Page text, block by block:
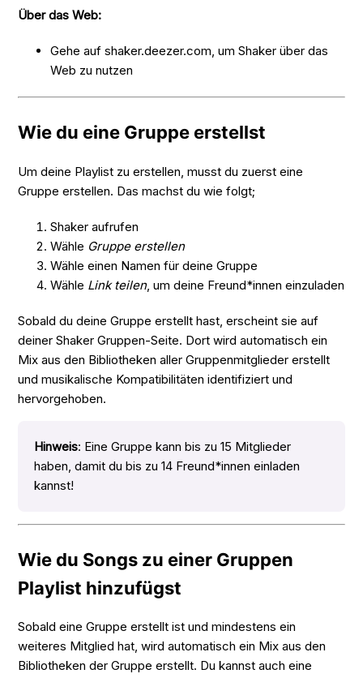
Über das Web:
Gehe auf shaker.deezer.com, um Shaker über das
Web zu nutzen
Wie du eine Gruppe erstellst
Um deine Playlist zu erstellen, musst du zuerst eine
Gruppe erstellen. Das machst du wie folgt;
Shaker aufrufen
Wähle Gruppe erstellen
Wähle einen Namen für deine Gruppe
Wähle Link teilen, um deine Freund*innen einzuladen
Sobald du deine Gruppe erstellt hast, erscheint sie auf
deiner Shaker Gruppen-Seite. Dort wird automatisch ein
Mix aus den Bibliotheken aller Gruppenmitglieder erstellt
und musikalische Kompatibilitäten identifiziert und
hervorgehoben.
Hinweis: Eine Gruppe kann bis zu 15 Mitglieder
haben, damit du bis zu 14 Freund*innen einladen
kannst!
Wie du Songs zu einer Gruppen
Playlist hinzufügst
Sobald eine Gruppe erstellt ist und mindestens ein
weiteres Mitglied hat, wird automatisch ein Mix aus den
Bibliotheken der Gruppe erstellt. Du kannst auch eine